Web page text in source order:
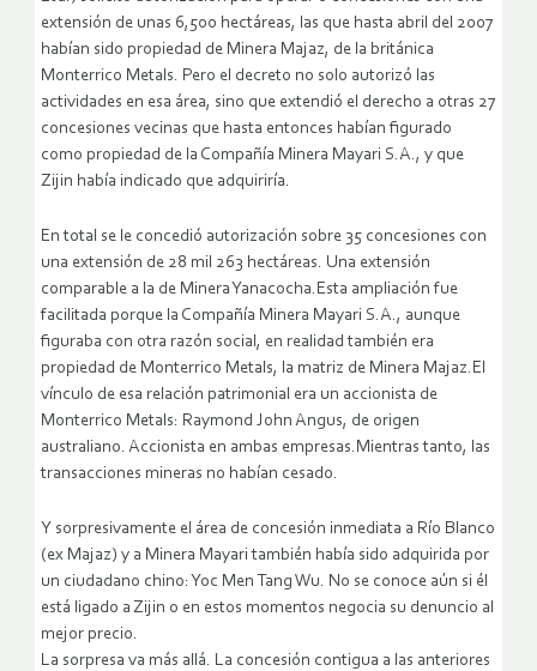
extensión de unas 6,500 hectáreas, las que hasta abril del 2007
habían sido propiedad de Minera Majaz, de la británica
Monterrico Metals. Pero el decreto no solo autorizó las
actividades en esa área, sino que extendió el derecho a otras 27
concesiones vecinas que hasta entonces habían figurado
como propiedad de la Compañía Minera Mayari S.A., y que
Zijin había indicado que adquiriría.
En total se le concedió autorización sobre 35 concesiones con
una extensión de 28 mil 263 hectáreas. Una extensión
comparable a la de Minera Yanacocha.Esta ampliación fue
facilitada porque la Compañía Minera Mayari S.A., aunque
figuraba con otra razón social, en realidad también era
propiedad de Monterrico Metals, la matriz de Minera Majaz.El
vínculo de esa relación patrimonial era un accionista de
Monterrico Metals: Raymond John Angus, de origen
australiano. Accionista en ambas empresas.Mientras tanto, las
transacciones mineras no habían cesado.
Y sorpresivamente el área de concesión inmediata a Río Blanco
(ex Majaz) y a Minera Mayari también había sido adquirida por
un ciudadano chino: Yoc Men Tang Wu. No se conoce aún si él
está ligado a Zijin o en estos momentos negocia su denuncio al
mejor precio.
La sorpresa va más allá. La concesión contigua a las anteriores